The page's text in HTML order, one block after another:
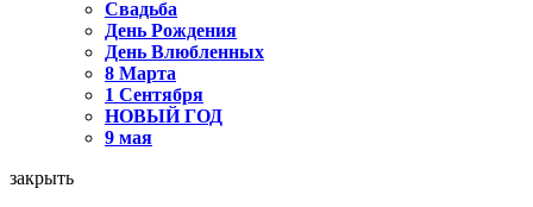
Свадьба
День Рождения
День Влюбленных
8 Марта
1 Сентября
НОВЫЙ ГОД
9 мая
закрыть